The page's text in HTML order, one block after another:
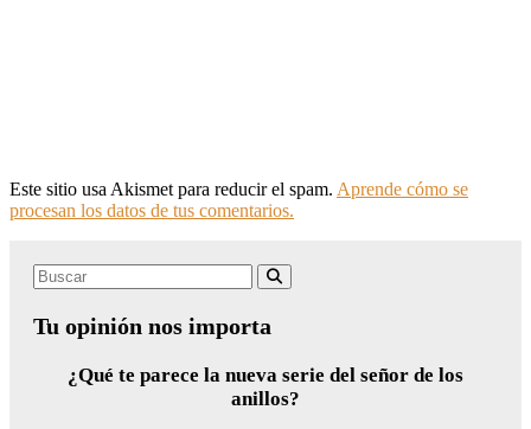
Este sitio usa Akismet para reducir el spam. Aprende cómo se
procesan los datos de tus comentarios.
Search
Tu opinión nos importa
¿Qué te parece la nueva serie del señor de los
anillos?